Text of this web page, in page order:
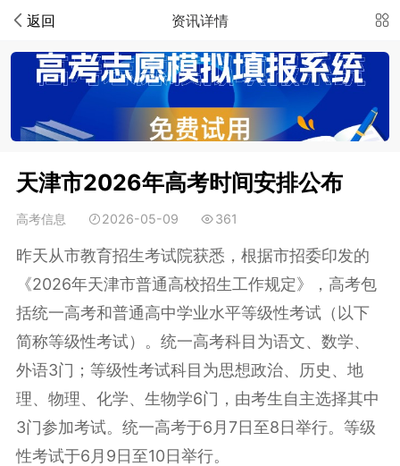
返回 资讯详情
天津市2026年高考时间安排公布
高考信息 2026-05-09 361
昨天从市教育招生考试院获悉，根据市招委印发的
《2026年天津市普通高校招生工作规定》，高考包
括统一高考和普通高中学业水平等级性考试（以下
简称等级性考试）。统一高考科目为语文、数学、
外语3门；等级性考试科目为思想政治、历史、地
理、物理、化学、生物学6门，由考生自主选择其中
3门参加考试。统一高考于6月7日至8日举行。等级
性考试于6月9日至10日举行。